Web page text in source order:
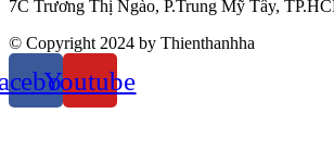
7C Trương Thị Ngào, P.Trung Mỹ Tây,
© Copyright 2024 by Thienthanhha
Youtube